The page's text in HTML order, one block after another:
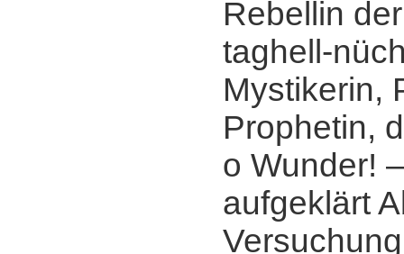
Rebellin
taghell-
Mystikerin,
Prophetin,
o Wunder!
aufgeklärt